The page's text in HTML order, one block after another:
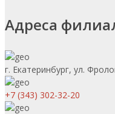
Адреса
г. Екатеринбург, ул.
+7 (343) 302-32-20